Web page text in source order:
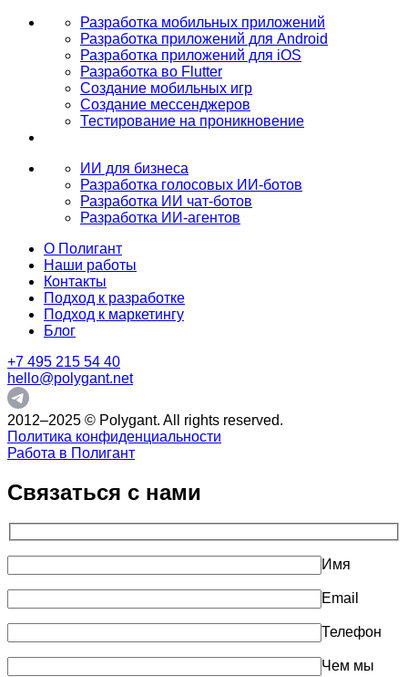
Разработка мобильных приложений
Разработка приложений для Android
Разработка приложений для iOS
Разработка во Flutter
Создание мобильных игр
Создание мессенджеров
Тестирование на проникновение
ИИ для бизнеса
Разработка голосовых ИИ-ботов
Разработка ИИ чат-ботов
Разработка ИИ-агентов
О Полигант
Наши работы
Контакты
Подход к разработке
Подход к маркетингу
Блог
+7 495 215 54 40
hello@polygant.net
2012–2025 © Polygant. All rights reserved.
Политика конфиденциальности
Работа в Полигант
Связаться с нами
Имя
Email
Телефон
Чем мы